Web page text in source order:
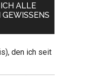
ALLE
den ich seit